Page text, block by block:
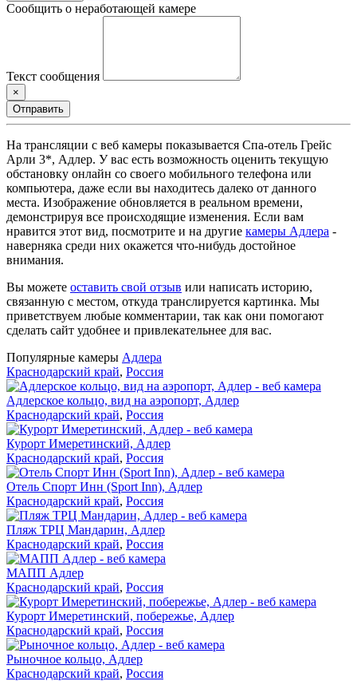
Сообщить о неработающей камере
Текст сообщения
×
Отправить
На трансляции с веб камеры показывается Спа-отель Грейс
Арли 3*, Адлер. У вас есть возможность оценить текущую
обстановку онлайн со своего мобильного телефона или
компьютера, даже если вы находитесь далеко от данного
места. Изображение обновляется в реальном времени,
демонстрируя все происходящие изменения. Если вам
нравится этот вид, посмотрите и на другие камеры Адлера -
наверняка среди них окажется что-нибудь достойное
внимания.
Вы можете оставить свой отзыв или написать историю,
связанную с местом, откуда транслируется картинка. Мы
приветствуем любые комментарии, так как они помогают
сделать сайт удобнее и привлекательнее для вас.
Популярные камеры Адлера
Краснодарский край, Россия
Адлерское кольцо, вид на аэропорт, Адлер
Краснодарский край, Россия
Курорт Имеретинский, Адлер
Краснодарский край, Россия
Отель Спорт Инн (Sport Inn), Адлер
Краснодарский край, Россия
Пляж ТРЦ Мандарин, Адлер
Краснодарский край, Россия
МАПП Адлер
Краснодарский край, Россия
Курорт Имеретинский, побережье, Адлер
Краснодарский край, Россия
Рыночное кольцо, Адлер
Краснодарский край, Россия